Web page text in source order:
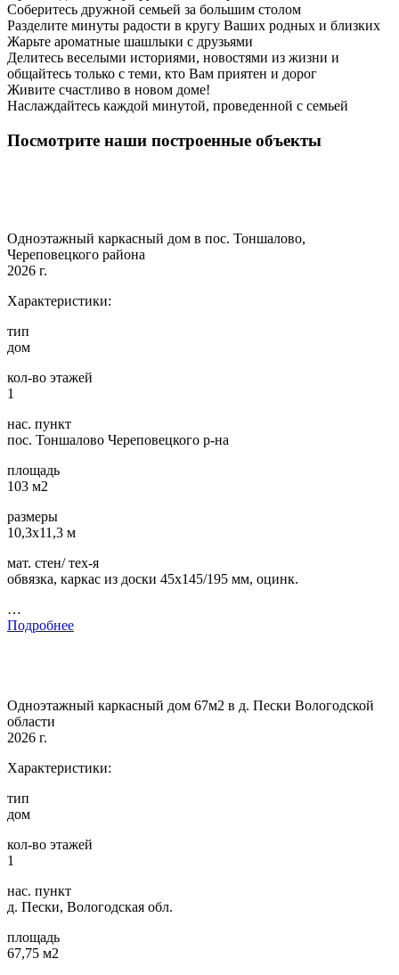
Соберитесь дружной семьей за большим столом
Разделите минуты радости в кругу Ваших родных и близких
Жарьте ароматные шашлыки с друзьями
Делитесь веселыми историями, новостями из жизни и
общайтесь только с теми, кто Вам приятен и дорог
Живите счастливо в новом доме!
Наслаждайтесь каждой минутой, проведенной с семьей
Посмотрите наши построенные объекты
Одноэтажный каркасный дом в пос. Тоншалово,
Череповецкого района
2026 г.
Характеристики:
тип
дом
кол-во этажей
1
нас. пункт
пос. Тоншалово Череповецкого р-на
площадь
103 м2
размеры
10,3х11,3 м
мат. стен/ тех-я
обвязка, каркас из доски 45х145/195 мм, оцинк.
…
Подробнее
Одноэтажный каркасный дом 67м2 в д. Пески Вологодской
области
2026 г.
Характеристики:
тип
дом
кол-во этажей
1
нас. пункт
д. Пески, Вологодская обл.
площадь
67,75 м2